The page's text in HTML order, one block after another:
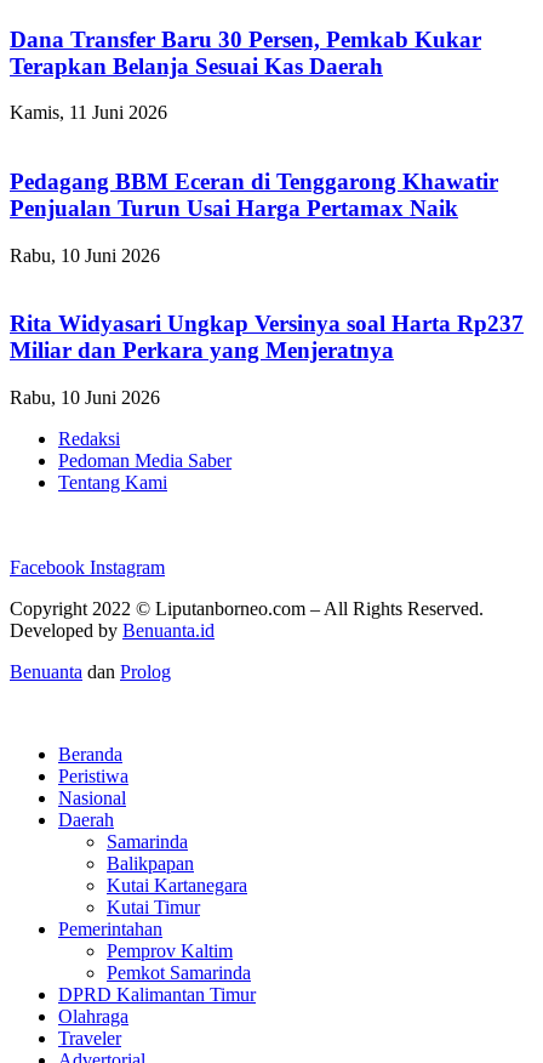
Dana Transfer Baru 30 Persen, Pemkab Kukar
Terapkan Belanja Sesuai Kas Daerah
Kamis, 11 Juni 2026
Pedagang BBM Eceran di Tenggarong Khawatir
Penjualan Turun Usai Harga Pertamax Naik
Rabu, 10 Juni 2026
Rita Widyasari Ungkap Versinya soal Harta Rp237
Miliar dan Perkara yang Menjeratnya
Rabu, 10 Juni 2026
Redaksi
Pedoman Media Saber
Tentang Kami
Facebook Instagram
Copyright 2022 © Liputanborneo.com – All Rights Reserved.
Developed by Benuanta.id
Benuanta dan Prolog
Beranda
Peristiwa
Nasional
Daerah
Samarinda
Balikpapan
Kutai Kartanegara
Kutai Timur
Pemerintahan
Pemprov Kaltim
Pemkot Samarinda
DPRD Kalimantan Timur
Olahraga
Traveler